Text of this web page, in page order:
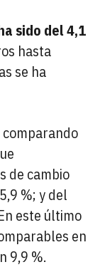
sido del 4,1
hasta
se ha
de cambio
%; y del
este último
en
9,9 %.